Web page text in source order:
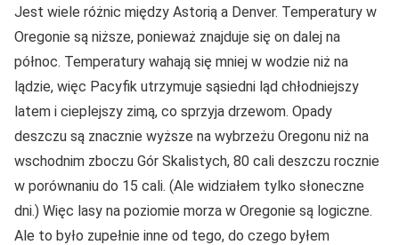
Jest wiele różnic między Astorią a Denver. Temperatury w
Oregonie są niższe, ponieważ znajduje się on dalej na
północ. Temperatury wahają się mniej w wodzie niż na
lądzie, więc Pacyfik utrzymuje sąsiedni ląd chłodniejszy
latem i cieplejszy zimą, co sprzyja drzewom. Opady
deszczu są znacznie wyższe na wybrzeżu Oregonu niż na
wschodnim zboczu Gór Skalistych, 80 cali deszczu rocznie
w porównaniu do 15 cali. (Ale widziałem tylko słoneczne
dni.) Więc lasy na poziomie morza w Oregonie są logiczne.
Ale to było zupełnie inne od tego, do czego byłem